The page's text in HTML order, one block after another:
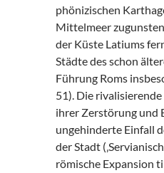
phönizischen
Mittelmeer
der Küste Latiums
Städte des schon
Führung Roms
51). Die
ihrer Zerstörung und
ungehinderte Einfall
der Stadt
römische Expansion